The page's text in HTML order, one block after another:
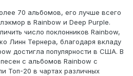
70 альбомов, его лучше всего
в Rainbow и Deep Purple.
число поклонников Rainbow,
Линн Тернера, благодаря вкладу
достигла популярности в США. В
с альбомов Rainbow с
Топ-20 в чартах различных